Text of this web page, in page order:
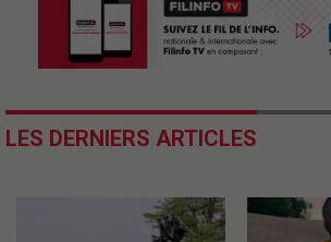
LES DERNIERS ARTICLES